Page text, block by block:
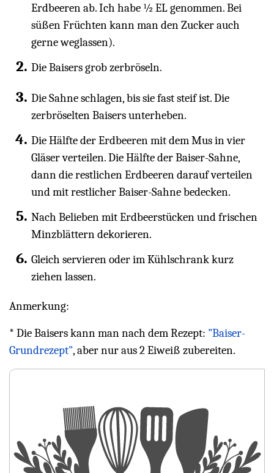
Erdbeeren ab. Ich habe ½ EL genommen. Bei
süßen Früchten kann man den Zucker auch
gerne weglassen).
Die Baisers grob zerbröseln.
Die Sahne schlagen, bis sie fast steif ist. Die
zerbröselten Baisers unterheben.
Die Hälfte der Erdbeeren mit dem Mus in vier
Gläser verteilen. Die Hälfte der Baiser-Sahne,
dann die restlichen Erdbeeren darauf verteilen
und mit restlicher Baiser-Sahne bedecken.
Nach Belieben mit Erdbeerstücken und frischen
Minzblättern dekorieren.
Gleich servieren oder im Kühlschrank kurz
ziehen lassen.
Anmerkung:
* Die Baisers kann man nach dem Rezept: "Baiser-
Grundrezept", aber nur aus 2 Eiweiß zubereiten.